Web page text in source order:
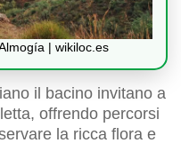
| wikiloc.es
il bacino invitano a
offrendo percorsi
la ricca flora e